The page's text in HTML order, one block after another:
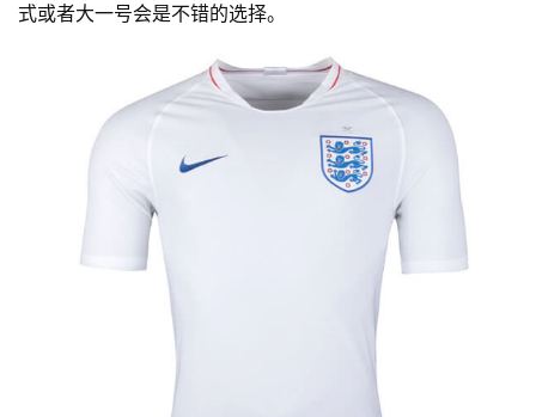
式或者大一号会是不错的选择。